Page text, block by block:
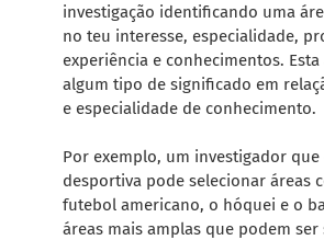
investigação identificando uma
no teu interesse, especialidade,
experiência e conhecimentos.
algum tipo de significado em
e especialidade de conhecimento.
Por exemplo, um investigador que
desportiva pode selecionar áreas
futebol americano, o hóquei e o
áreas mais amplas que podem